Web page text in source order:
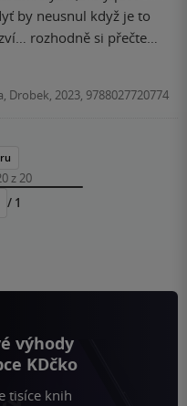
by neusnul když je to
rozhodně si přečteme
Drobek, 2023, 9788027720774
z 20
/ 1
výhody
KDčko
tisíce knih